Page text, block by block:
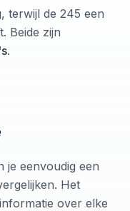
terwijl de 245 een
Beide zijn
.
je eenvoudig een
Het
over elke